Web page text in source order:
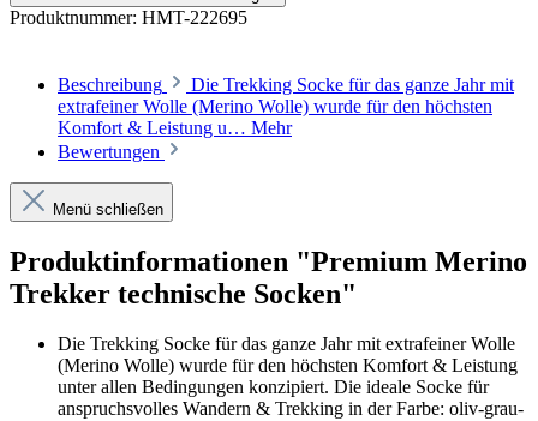
Produktnummer: HMT-222695
Beschreibung
Die Trekking Socke für das ganze Jahr mit
extrafeiner Wolle (Merino Wolle) wurde für den höchsten
Komfort & Leistung u… Mehr
Bewertungen
Menü schließen
Produktinformationen "Premium Merino
Trekker technische Socken"
Die Trekking Socke für das ganze Jahr mit extrafeiner Wolle
(Merino Wolle) wurde für den höchsten Komfort & Leistung
unter allen Bedingungen konzipiert. Die ideale Socke für
anspruchsvolles Wandern & Trekking in der Farbe: oliv-grau-